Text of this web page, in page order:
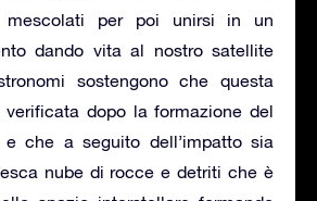
per poi unirsi in un
dando vita al nostro satellite
sostengono che questa
dopo la formazione del
e che a seguito dell’impatto sia
nube di rocce e detriti che è